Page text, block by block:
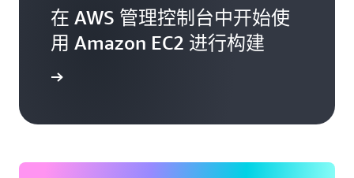
在 AWS 管理控制台中开始使
用 Amazon EC2 进行构建